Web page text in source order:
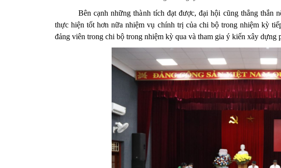
Bên cạnh những thành tích đạt được, đại hội cũng thẳng thắn
thực hiện tốt hơn nữa nhiệm vụ chính trị của chi bộ trong nhiệm kỳ
đảng viên trong chi bộ trong nhiệm kỳ qua và tham gia ý kiến xây